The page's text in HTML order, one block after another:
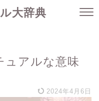
大辞典
ュアルな意味
2024年4月6日